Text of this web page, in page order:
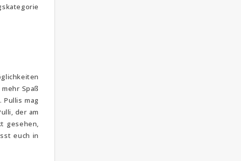
Spaß
mag
der am
gesehen,
euch in